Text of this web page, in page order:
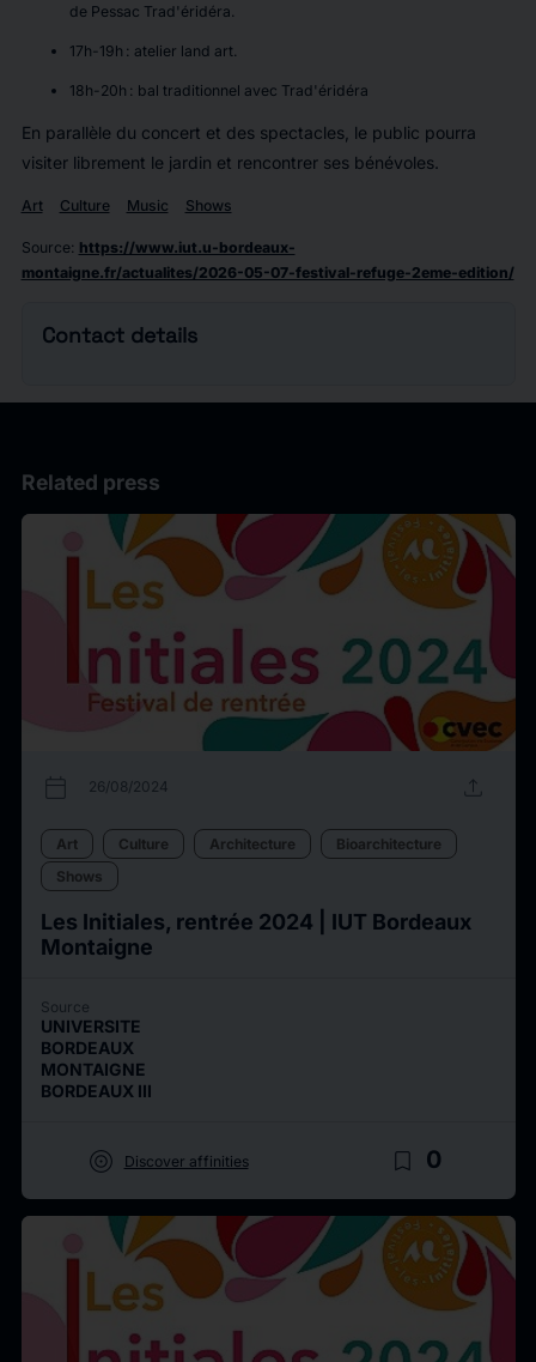
de Pessac Trad'éridéra.
17h-19h : atelier land art.
18h-20h : bal traditionnel avec Trad'éridéra
En parallèle du concert et des spectacles, le public pourra
visiter librement le jardin et rencontrer ses bénévoles.
Art Culture Music Shows
Source: https://www.iut.u-bordeaux-
montaigne.fr/actualites/2026-05-07-festival-refuge-2eme-edition/
Contact details
Related press
calendar_today 26/08/2024 upload
Art Culture Architecture
Bioarchitecture
Shows
Les Initiales, rentrée 2024 | IUT Bordeaux
Montaigne
Source
UNIVERSITE
BORDEAUX
MONTAIGNE
BORDEAUX III
target Discover affinities bookmark_border 0